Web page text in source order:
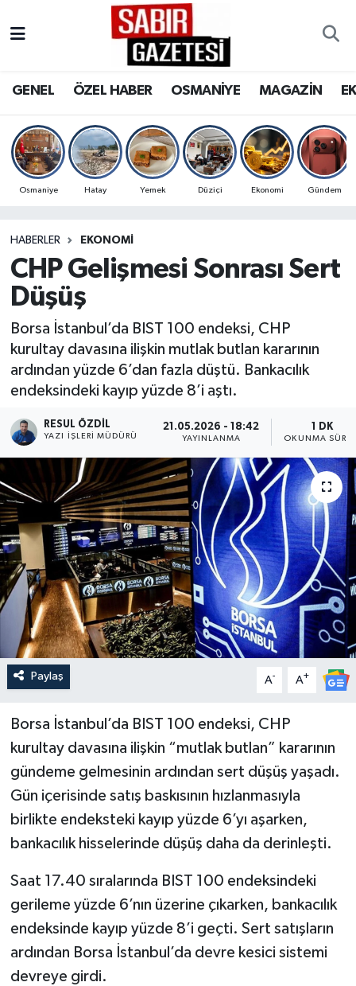
GENEL ÖZEL HABER OSMANİYE MAGAZİN
Osmaniye Hatay Yemek Düziçi Ekonomi Gündem
HABERLER EKONOMI
CHP Gelişmesi Sonrası Sert
Düşüş
Borsa İstanbul’da BIST 100 endeksi, CHP
kurultay davasına ilişkin mutlak butlan kararının
ardından yüzde 6’dan fazla düştü. Bankacılık
endeksindeki kayıp yüzde 8’i aştı.
RESUL ÖZDIL
YAZI İŞLERI MÜDÜRÜ
21.05.2026 - 18:42
YAYINLANMA
1 DK
OKUNMA
Paylaş A- A+
Borsa İstanbul’da BIST 100 endeksi, CHP
kurultay davasına ilişkin “mutlak butlan” kararının
gündeme gelmesinin ardından sert düşüş yaşadı.
Gün içerisinde satış baskısının hızlanmasıyla
birlikte endeksteki kayıp yüzde 6’yı aşarken,
bankacılık hisselerinde düşüş daha da derinleşti.
Saat 17.40 sıralarında BIST 100 endeksindeki
gerileme yüzde 6’nın üzerine çıkarken, bankacılık
endeksinde kayıp yüzde 8’i geçti. Sert satışların
ardından Borsa İstanbul’da devre kesici sistemi
devreye girdi.
OSMANİYE
MAGAZİN
SPOR
RESMİ İLANLAR
Osmaniye Nöbetçi Eczaneler
Osmaniye Trafik Yoğunluk Haritası
Süper Lig Puan Durumu ve Fikstür
Son Dakika Haberleri
Haber Arşivi